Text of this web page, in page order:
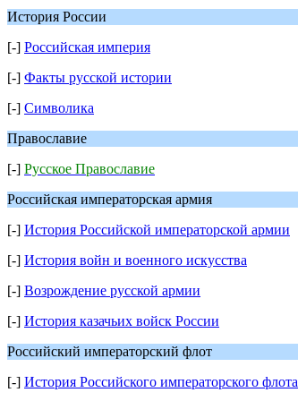
История России
[-] Российская империя
[-] Факты русской истории
[-] Символика
Православие
[-] Русское Православие
Российская императорская армия
[-] История Российской императорской армии
[-] История войн и военного искусства
[-] Возрождение русской армии
[-] История казачьих войск России
Российский императорский флот
[-] История Российского императорского флота